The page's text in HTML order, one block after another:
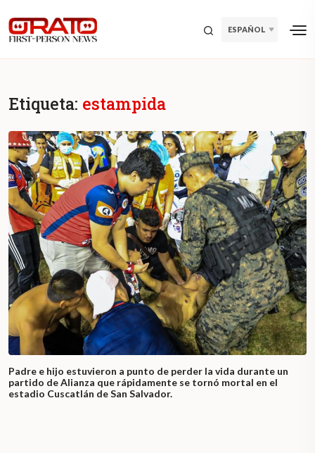
ESPAÑOL
Etiqueta: estampida
Padre e hijo estuvieron a punto de perder la vida durante un
partido de Alianza que rápidamente se tornó mortal en el
estadio Cuscatlán de San Salvador.